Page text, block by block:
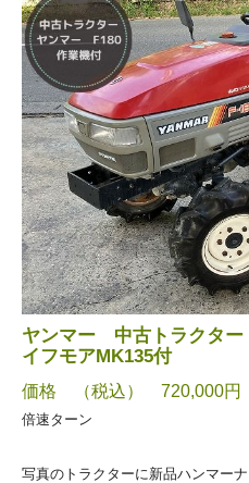
ヤンマー 中古トラクタ
イフモアMK135付
価格 （税込） 720,000円
倍速ターン
写真のトラクターに新品ハンマー